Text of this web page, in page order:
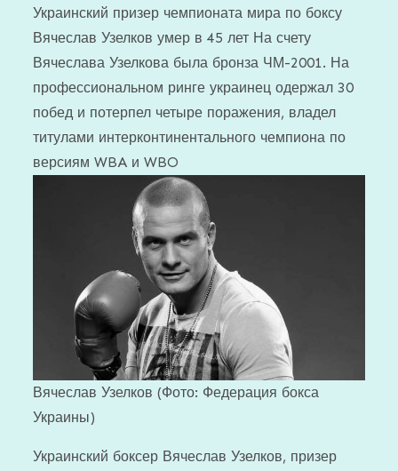
Украинский призер чемпионата мира по боксу
Вячеслав Узелков умер в 45 лет На счету
Вячеслава Узелкова была бронза ЧМ-2001. На
профессиональном ринге украинец одержал 30
побед и потерпел четыре поражения, владел
титулами интерконтинентального чемпиона по
версиям WBA и WBO
Вячеслав Узелков(Фото: Федерация бокса
Украины)
Украинский боксер Вячеслав Узелков, призер